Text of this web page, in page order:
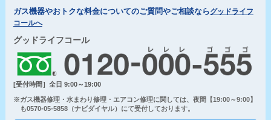
ガス機器やおトクな料金についてのご質問やご相談ならグッドライフ
コールへ
グッドライフコール
[受付時間］全日 9:00～19:00
※ガス機器修理・水まわり修理・エアコン修理に関しては、夜間【19:00～9:00】
も0570-05-5858（ナビダイヤル）にて受付しております。